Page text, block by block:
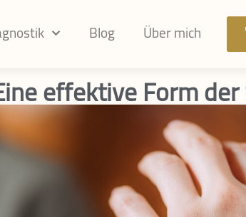
Blog Über mich
effektive Form